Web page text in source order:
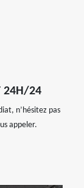
24H/24
n’hésitez pas
appeler.